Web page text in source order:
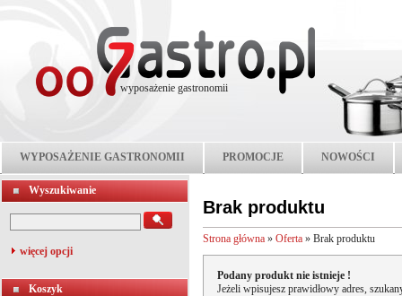
wyposażenie gastronomii
WYPOSAŻENIE GASTRONOMII PROMOCJE NOWOŚCI
Wyszukiwanie
więcej opcji
Koszyk
Brak produktu
Strona główna » Oferta » Brak produktu
Podany produkt nie istnieje !
Jeżeli wpisujesz prawidłowy adres,